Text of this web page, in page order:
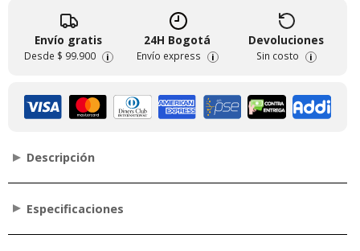
Envío gratis
Desde $ 99.900 i
24H Bogotá
Envío express i
Devoluciones
Sin costo i
Descripción
Especificaciones